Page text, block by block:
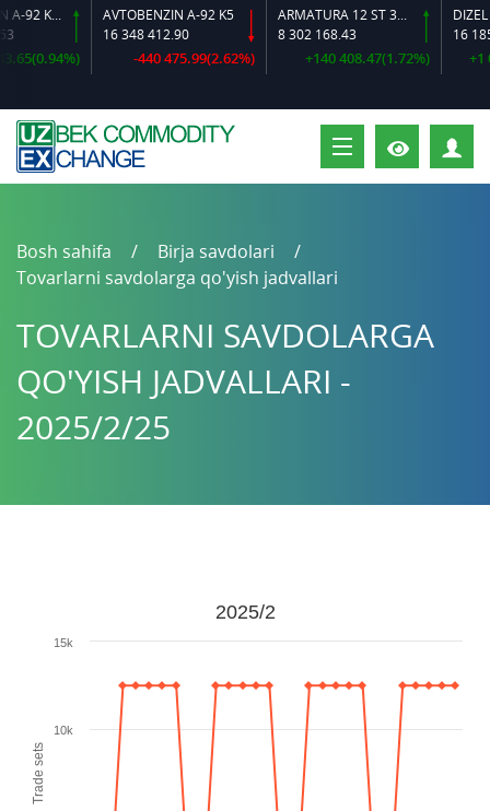
AVTOBENZIN A-92 K2-L
AVTOBENZIN A-92 K5
16 348 412.90
-440 475.99(2.62%)
ARMATURA 12 ST 35 GS O‘LCHAMLI
8 302 168.43
+140 408.47(1.72%)
DIZEL
16 185
+1
Bosh sahifa
Birja savdolari
Tovarlarni savdolarga qo'yish jadvallari
TOVARLARNI SAVDOLARGA
QO'YISH JADVALLARI -
2025/2/25
Trade sets
2025/2
10k
15k